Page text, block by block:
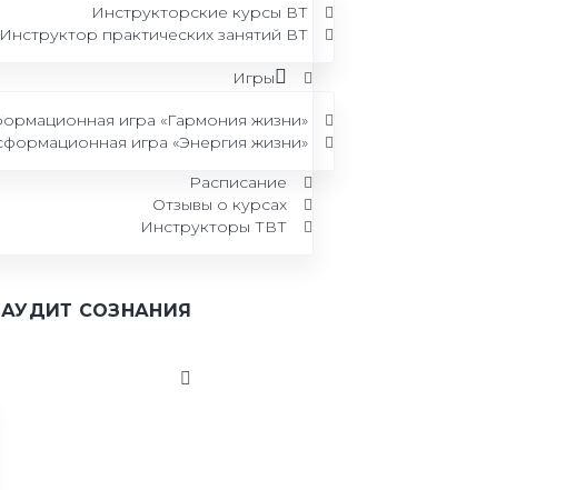
Инструкторские курсы ВТ
Инструктор практических занятий ВТ
Игры
игра «Гармония жизни»
игра «Энергия жизни»
Расписание
Отзывы о курсах
Инструкторы ТВТ
АУДИТ СОЗНАНИЯ